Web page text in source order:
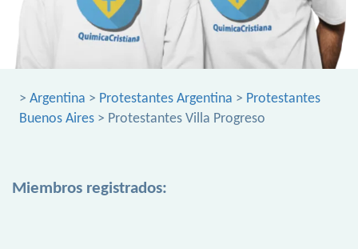
> Argentina > Protestantes Argentina > Protestantes
Buenos Aires > Protestantes Villa Progreso
Miembros registrados: